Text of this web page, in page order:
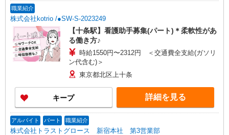
歓迎 ・認知症介護基礎研修 ・初任者研修 ・実務
者研修 ・介護福祉士 など
職業紹介
株式会社kotrio /●SW-S-2023249
【十条駅】看護助手募集(パート)＊柔軟性があ
る働き方♪
時給1550円〜2312円 ＜交通費全支給(ガソリ
ン代含む)＞
東京都北区上十条
キープ 詳細を見る
アルバイト パート 職業紹介
株式会社トラストグロース 新宿本社 第3営業部